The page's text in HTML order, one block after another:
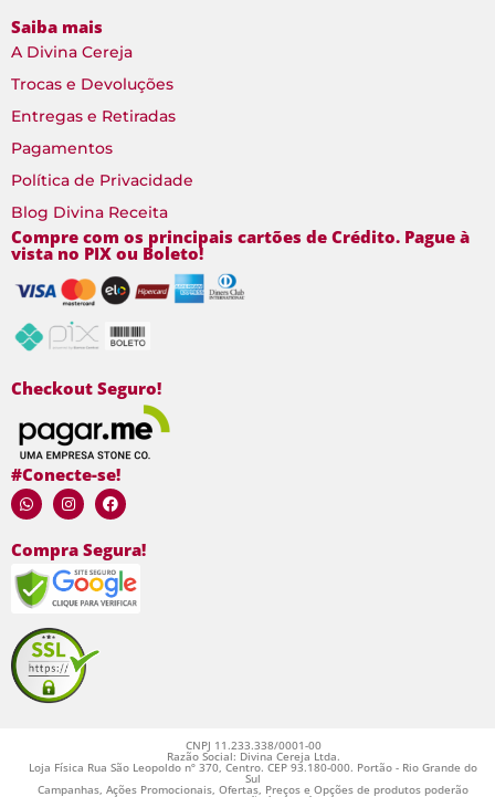
Saiba mais
A Divina Cereja
Trocas e Devoluções
Entregas e Retiradas
Pagamentos
Política de Privacidade
Blog Divina Receita
Compre com os principais cartões de Crédito. Pague à
vista no PIX ou Boleto!
Checkout Seguro!
#Conecte-se!
Compra Segura!
CNPJ 11.233.338/0001-00
Razão Social: Divina Cereja Ltda.
Loja Física Rua São Leopoldo nº 370, Centro. CEP 93.180-000. Portão - Rio Grande do
Sul
Campanhas, Ações Promocionais, Ofertas, Preços e Opções de produtos poderão